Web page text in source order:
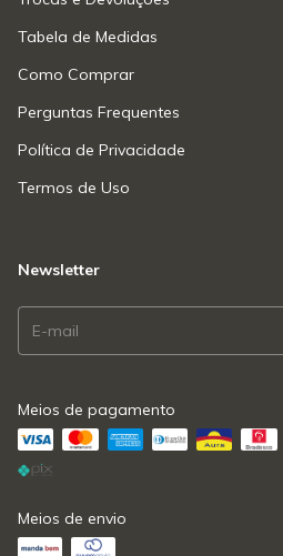
Tabela de Medidas
Como Comprar
Perguntas Frequentes
Política de Privacidade
Termos de Uso
Newsletter
Meios de pagamento
Meios de envio